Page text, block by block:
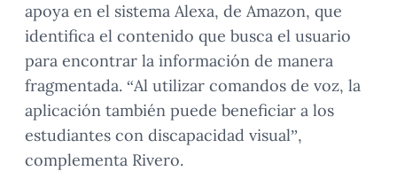
apoya en el sistema Alexa, de Amazon, que
identifica el contenido que busca el usuario
para encontrar la información de manera
fragmentada. “Al utilizar comandos de voz, la
aplicación también puede beneficiar a los
estudiantes con discapacidad visual”,
complementa Rivero.